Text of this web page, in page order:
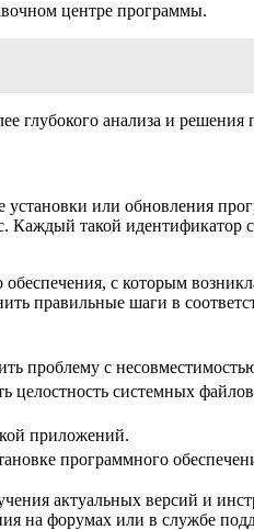
центре программы.
глубокого анализа и решения
или обновления
Каждый такой идентификатор
обеспечения, с которым
правильные шаги в
проблему с
целостность системных
приложений.
программного
актуальных версий и
на форумах или в службе